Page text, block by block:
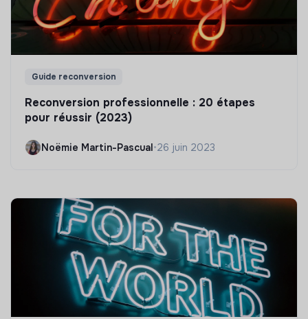
Guide reconversion
Reconversion professionnelle : 20 étapes
pour réussir (2023)
Noëmie Martin-Pascual•26 juin 2023